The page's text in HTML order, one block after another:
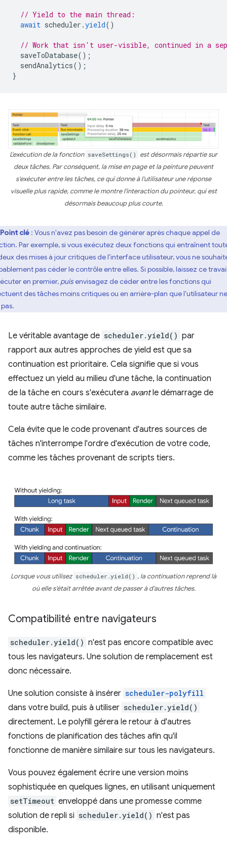
// Yield to the main thread:
await scheduler .yield()
// Work that isn't user-visible, continued in a
saveToDatabase();
sendAnalytics();
}
L'exécution de la fonction saveSettings()
est désormais répartie sur
deux tâches. Par conséquent, la mise en page et la peinture peuvent
s'exécuter entre les tâches, ce qui donne à l'utilisateur une réponse
visuelle plus rapide, comme le montre l'interaction du pointeur, qui est
désormais beaucoup plus courte.
Point clé : Vous n'avez pas besoin de générer après chaque appel de
Par exemple, si vous exécutez deux fonctions qui entraînent
des mises à jour critiques de l'interface utilisateur, vous ne
pas céder le contrôle entre elles. Si possible, laissez ce
en premier, puisenvisagez de céder entre les fonctions qui
des tâches moins critiques ou en arrière-plan que l'utilisateur ne
Le véritable avantage de scheduler.yield() par
rapport aux autres approches de yield est que sa
continuation est prioritaire. Cela signifie que si vous
effectuez un yield au milieu d'une tâche, la continuation
de la tâche en cours s'exécutera avantle démarrage de
toute autre tâche similaire.
Cela évite que le code provenant d'autres sources de
tâches n'interrompe l'ordre d'exécution de votre code,
comme les tâches provenant de scripts tiers.
Lorsque vous utilisez scheduler.yield() , la continuation reprend là
où elle s'était arrêtée avant de passer à d'autres tâches.
Compatibilité entre navigateurs
scheduler.yield() n'est pas encore compatible avec
tous les navigateurs. Une solution de remplacement est
donc nécessaire.
Une solution consiste à insérer scheduler-polyfill
dans votre build, puis à utiliser scheduler.yield()
directement. Le polyfill gérera le retour à d'autres
fonctions de planification des tâches afin qu'il
fonctionne de manière similaire sur tous les navigateurs.
Vous pouvez également écrire une version moins
sophistiquée en quelques lignes, en utilisant uniquement
setTimeout enveloppé dans une promesse comme
solution de repli si scheduler.yield() n'est pas
disponible.